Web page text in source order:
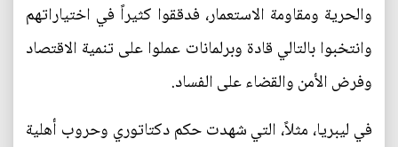
والحرية ومقاومة الاستعمار، فدققوا كثيراً في اختياراتهم
وانتخبوا بالتالي قادة وبرلمانات عملوا على تنمية الاقتصاد
وفرض الأمن والقضاء على الفساد.
في ليبريا، مثلاً، التي شهدت حكم دكتاتوري وحروب أهلية